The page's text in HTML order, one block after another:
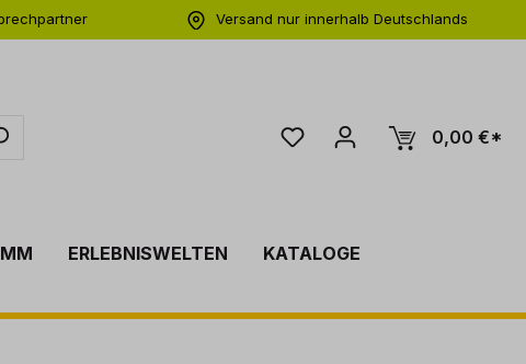
Versand nur innerhalb Deutschlands
0,00 €*
ERLEBNISWELTEN
KATALOGE